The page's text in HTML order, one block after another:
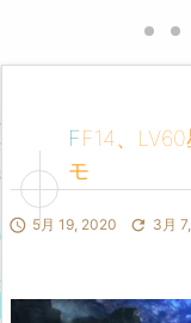
FF14、LV60星海観測 逆さの塔～攻略メ
モ
 5月 19, 2020  3月